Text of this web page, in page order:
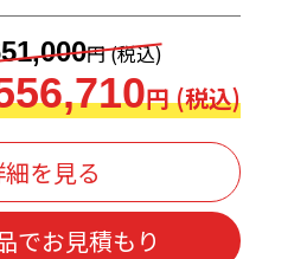
円 (税込)
円 (税込)
を見る
でお見積もり